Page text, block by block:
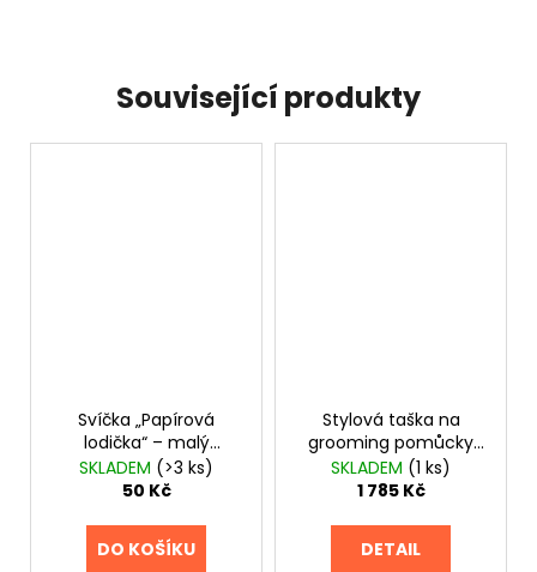
Související produkty
Svíčka „Papírová
lodička“ – malý
plamínek, který
pomáhá
SKLADEM (>3 ks)
50 Kč
DO KOŠÍKU
Stylová taška na
grooming pomůcky
TAURO
SKLADEM (1 ks)
1 785 Kč
DETAIL